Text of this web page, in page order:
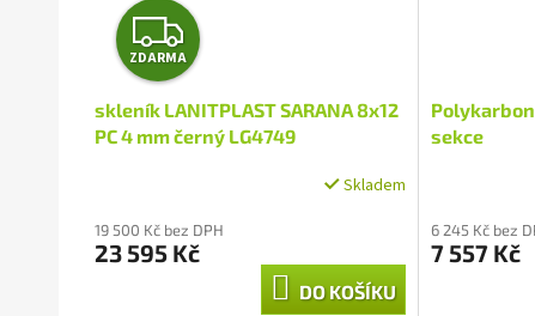
Z
D
A
M
ZDARMA
skleník LANITPLAST SARANA 8x12
PC 4 mm černý LG4749
Skladem
19 500 Kč bez DPH
23 595 Kč
DO KOŠÍKU
sekce
6 245 Kč bez
7 557 Kč